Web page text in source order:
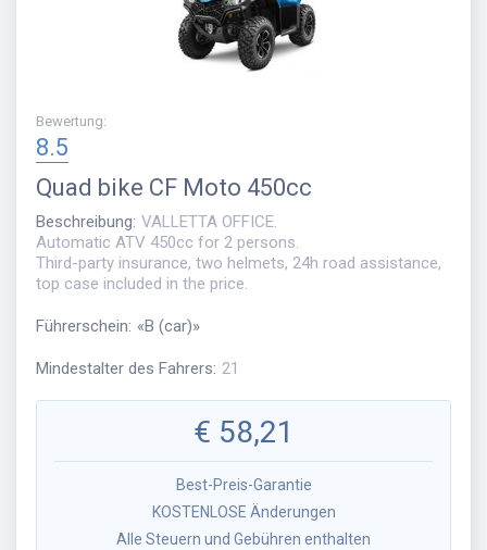
Bewertung:
8.5
Quad bike CF Moto 450cc
Beschreibung: VALLETTA OFFICE.
Automatic ATV 450cc for 2 persons.
Third-party insurance, two helmets, 24h road assistance,
top case included in the price.
Führerschein: «B (car)»
Mindestalter des Fahrers: 21
€ 58,21
Best-Preis-Garantie
KOSTENLOSE Änderungen
Alle Steuern und Gebühren enthalten